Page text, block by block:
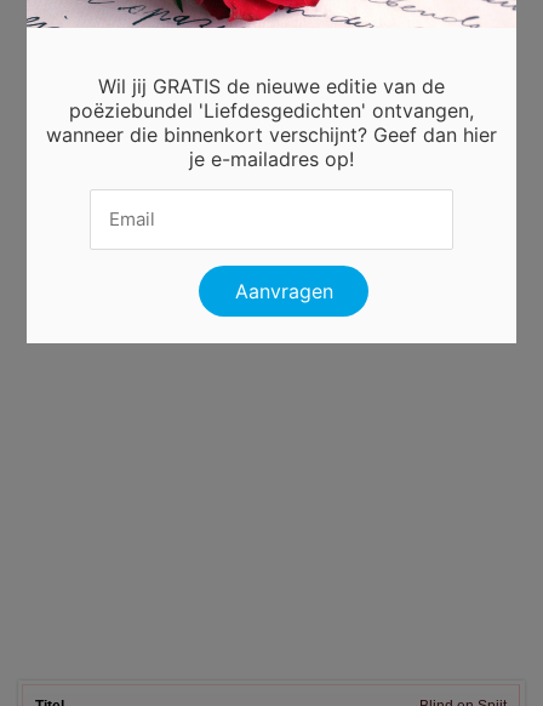
Wil jij GRATIS de nieuwe editie van de
poëziebundel 'Liefdesgedichten' ontvangen,
wanneer die binnenkort verschijnt? Geef dan hier
je e-mailadres op!